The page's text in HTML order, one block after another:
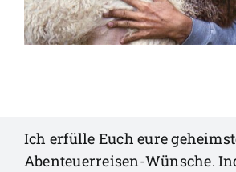
Ich erfülle Euch eure
Abenteuerreisen-Wünsche.